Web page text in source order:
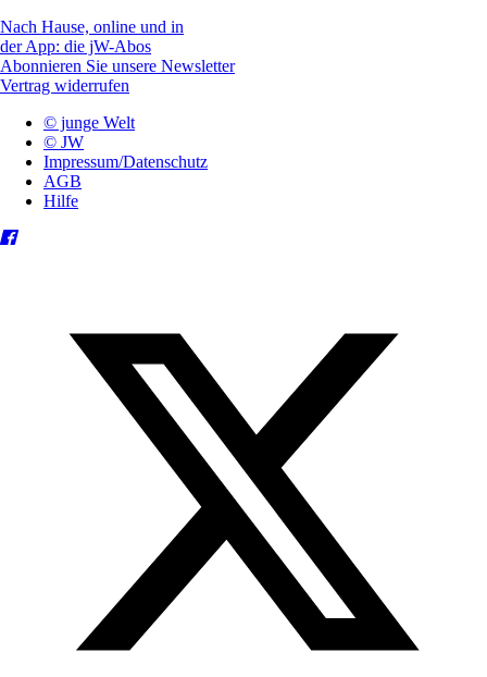
Nach Hause, online und in
der App: die jW-Abos
Abonnieren Sie unsere Newsletter
Vertrag widerrufen
© junge Welt
© JW
Impressum/Datenschutz
AGB
Hilfe